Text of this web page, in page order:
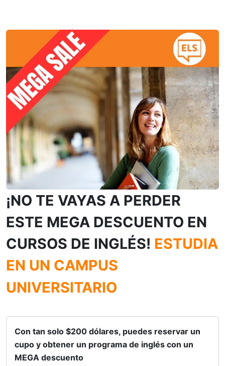
¡NO TE VAYAS A PERDER
ESTE MEGA DESCUENTO EN
CURSOS DE INGLÉS! ESTUDIA
EN UN CAMPUS
UNIVERSITARIO
Con tan solo $200 dólares, puedes reservar un
cupo y obtener un programa de inglés con un
MEGA descuento